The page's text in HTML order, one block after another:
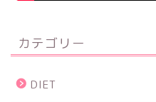
カテゴリー
DIET